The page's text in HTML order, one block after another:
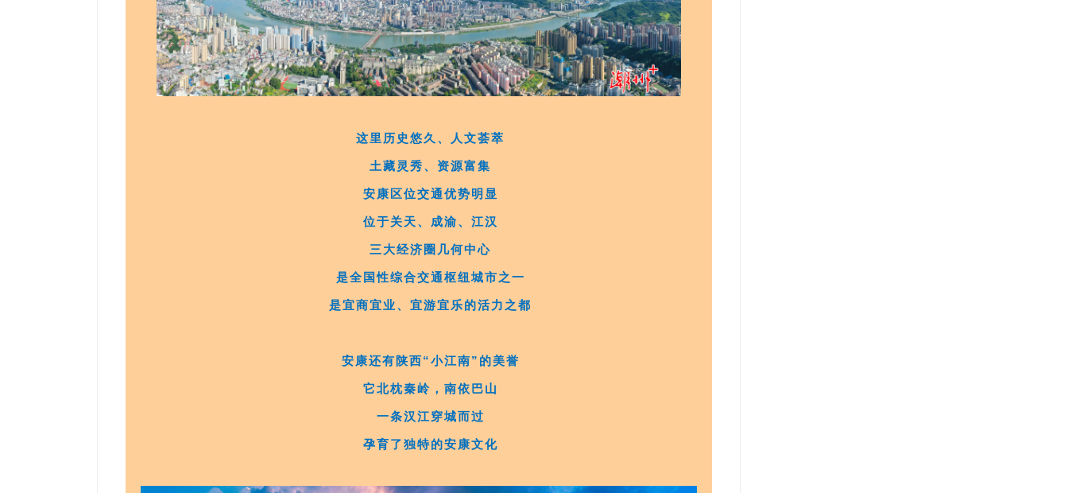
这里历史悠久、人文荟萃
土藏灵秀、资源富集
安康区位交通优势明显
位于关天、成渝、江汉
三大经济圈几何中心
是全国性综合交通枢纽城市之一
是宜商宜业、宜游宜乐的活力之都
安康还有陕西“小江南”的美誉
它北枕秦岭，南依巴山
一条汉江穿城而过
孕育了独特的安康文化